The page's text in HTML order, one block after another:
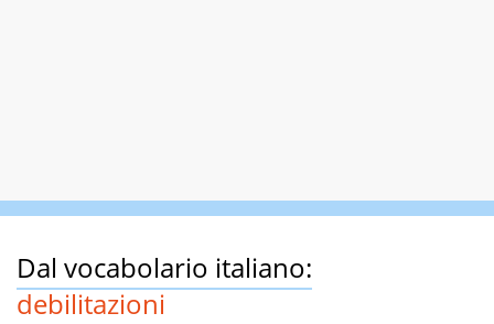
Dal vocabolario italiano:
debilitazioni